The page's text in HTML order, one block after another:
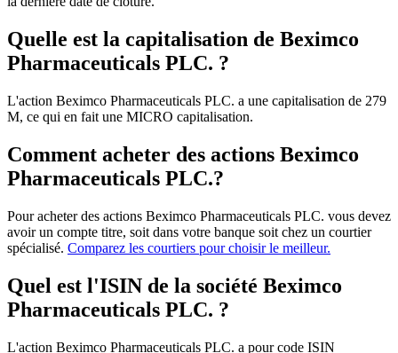
Quelle est la capitalisation de Beximco
Pharmaceuticals PLC. ?
L'action Beximco Pharmaceuticals PLC. a une capitalisation de 279
M, ce qui en fait une MICRO capitalisation.
Comment acheter des actions Beximco
Pharmaceuticals PLC.?
Pour acheter des actions Beximco Pharmaceuticals PLC. vous devez
avoir un compte titre, soit dans votre banque soit chez un courtier
spécialisé. Comparez les courtiers pour choisir le meilleur.
Quel est l'ISIN de la société Beximco
Pharmaceuticals PLC. ?
L'action Beximco Pharmaceuticals PLC. a pour code ISIN